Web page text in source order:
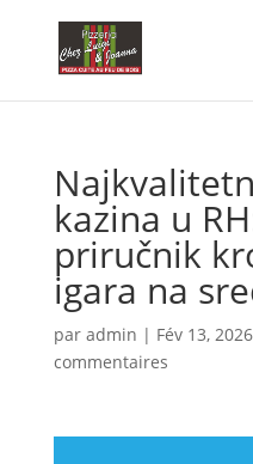
kazina u
priručnik
igara na
par admin | Fév 13, 2026
commentaires